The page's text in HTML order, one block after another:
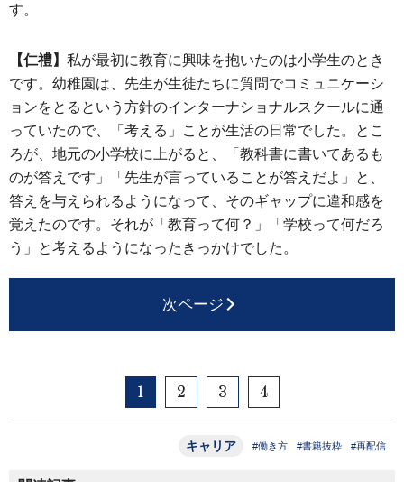
す。
【仁禮】 私が最初に教育に興味を抱いたのは小学生のとき
です。幼稚園は、先生が生徒たちに質問でコミュニケーシ
ョンをとるという方針のインターナショナルスクールに通
っていたので、「考える」ことが生活の日常でした。とこ
ろが、地元の小学校に上がると、「教科書に書いてあるも
のが答えです」「先生が言っていることが答えだよ」と、
答えを与えられるようになって、そのギャップに違和感を
覚えたのです。それが「教育って何？」「学校って何だろ
う」と考えるようになったきっかけでした。
次ページ
1 2 3 4
キャリア #働き方 #書籍抜粋 #再配信